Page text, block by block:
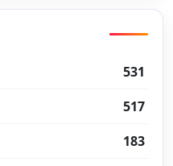
531
517
183